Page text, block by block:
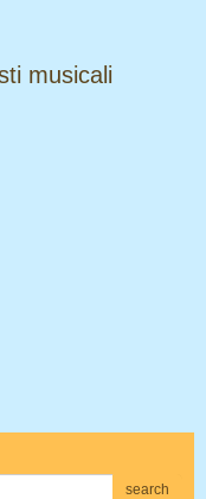
musicali
search